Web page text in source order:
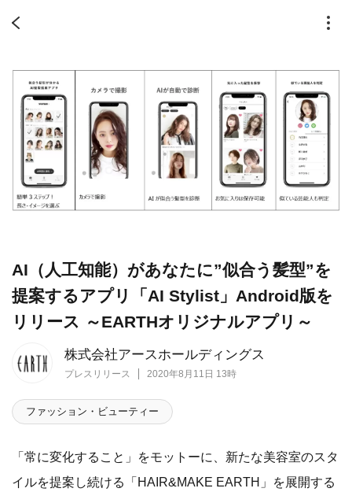
株式会社アースホールディングス
プレスリリース 2020年8月11日 13時
AI（人工知能）があなたに”似合う髪型”を
提案するアプリ「AI Stylist」Android版を
リリース ～EARTHオリジナルアプリ～
ファッション・ビューティー
「常に変化すること」をモットーに、新たな美容室のスタ
イルを提案し続ける「HAIR&MAKE EARTH」を展開する